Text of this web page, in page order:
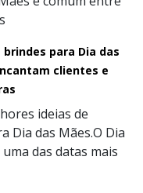
brindes para Dia das
clientes e
ideias de
Dia das Mães.O Dia
das datas mais